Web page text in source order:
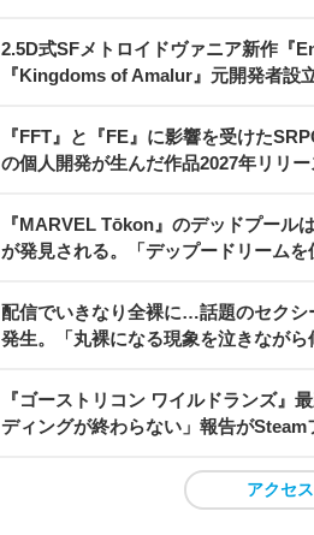
2.5D式SFメトロイドヴァニア新作『
『Kingdoms of Amalur』元開発者設
『FFT』と『FE』に影響を受けた
の個人開発が生んだ作品2027年リリ
『MARVEL Tōkon』のデッドプール
が発見される。「デップードリーム
配信でいきなり全裸に…話題のセクシ
発生。「丸裸になる現象を泣きなが
『ゴーストリコン ワイルドランズ』
ディングが終わらない」報告が
アクセ